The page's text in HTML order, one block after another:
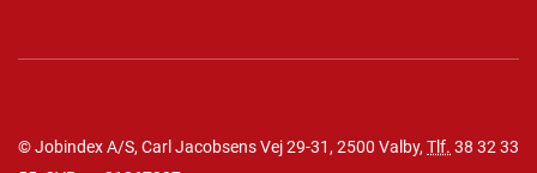
© Jobindex A/S, Carl Jacobsens Vej 29-31, 2500 Valby, Tlf. 38 32 33